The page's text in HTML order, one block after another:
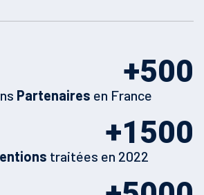
500
+
Partenaires en France
1500
+
traitées en 2022